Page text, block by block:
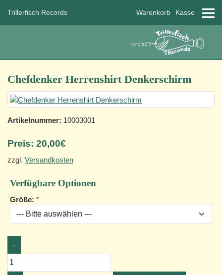
Trillerfisch Records Warenkorb Kasse
Chefdenker Herrenshirt Denkerschirm
Artikelnummer: 10003001
Preis: 20,00€
zzgl. Versandkosten
Verfügbare Optionen
Größe: *
-